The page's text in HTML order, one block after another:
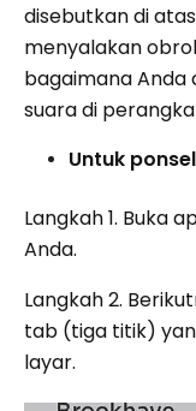
disebutkan di
menyalakan
bagaimana
suara di
Untuk
Langkah 1. Buka
Anda.
Langkah 2.
tab (tiga titik)
layar.